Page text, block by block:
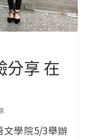
分享 在
文學院5/3舉辦